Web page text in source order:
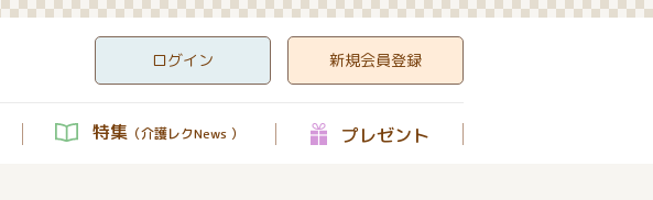
ログイン 新規会員登録
特集 （介護レクNews ） プレゼント